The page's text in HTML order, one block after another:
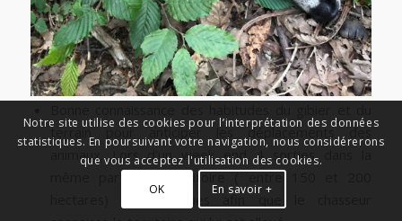
terrain pour anticiper les déplacements des
animaux. Lors d’un week end 4 sorties dans la
même partie du territoire ( entre 150 et 200
Notre site utilise des cookies pour l’interprétation des données
statistiques. En poursuivant votre navigation, nous considérerons
que vous acceptez l'utilisation des cookies.
OK
En savoir +